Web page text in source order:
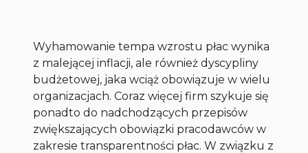
Wyhamowanie tempa wzrostu płac wynika
z malejącej inflacji, ale również dyscypliny
budżetowej, jaka wciąż obowiązuje w wielu
organizacjach. Coraz więcej firm szykuje się
ponadto do nadchodzących przepisów
zwiększających obowiązki pracodawców w
zakresie transparentności płac. W związku z